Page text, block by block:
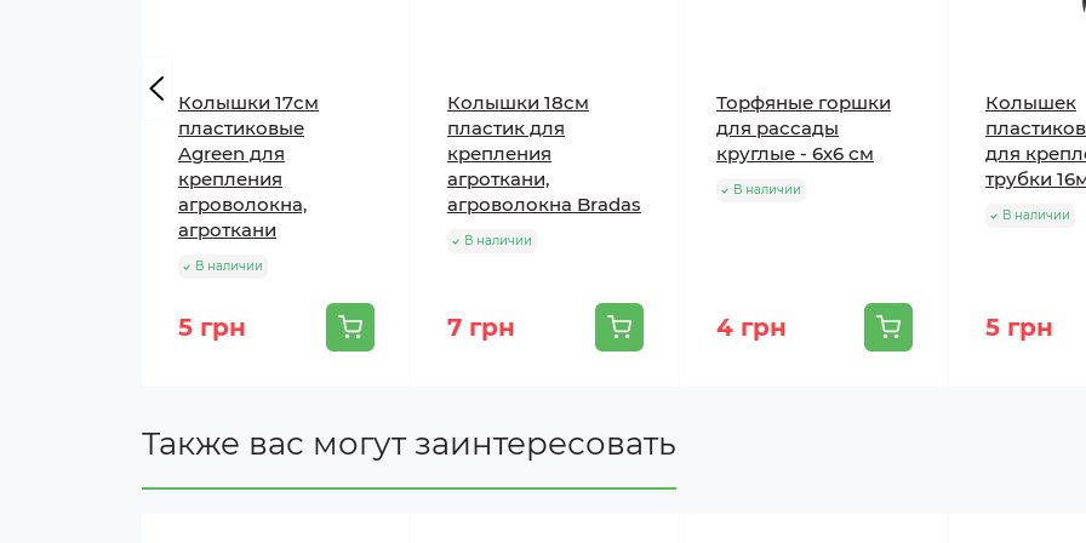
Колышки 17см
пластиковые
Agreen для
крепления
агроволокна,
агроткани
В наличии
5 грн
Колышки 18cм
пластик для
крепления
агроткани,
агроволокна Bradas
В наличии
7 грн
Торфяные горшки
для рассады
круглые - 6х6 см
В наличии
4 грн
Колышек
для
трубки
В наличии
5 грн
Также вас могут заинтересовать